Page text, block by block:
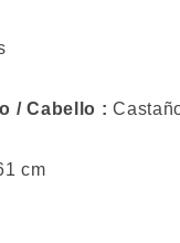
/ Cabello :
cm